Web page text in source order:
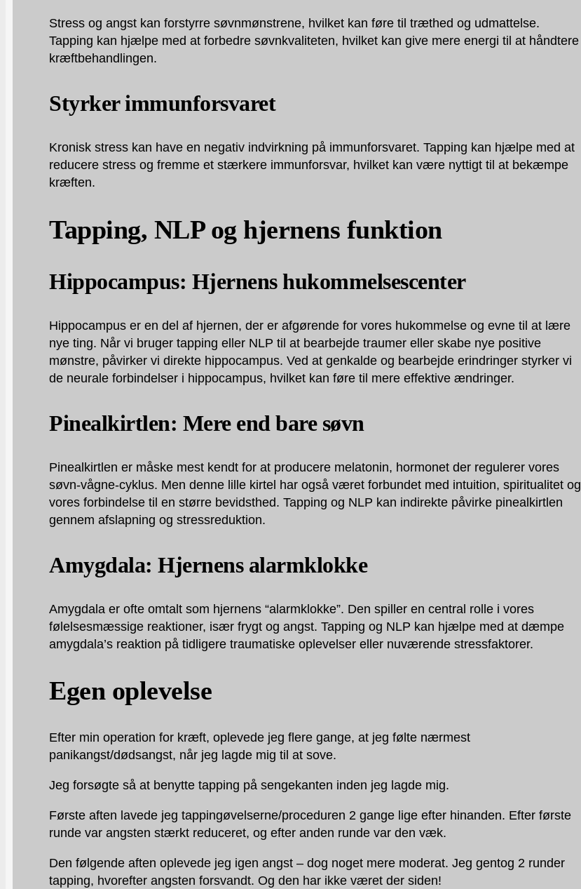
Stress og angst kan forstyrre søvnmønstrene, hvilket kan føre til træthed og udmattelse.
Tapping kan hjælpe med at forbedre søvnkvaliteten, hvilket kan give mere energi til at håndtere
kræftbehandlingen.
Styrker immunforsvaret
Kronisk stress kan have en negativ indvirkning på immunforsvaret. Tapping kan hjælpe med at
reducere stress og fremme et stærkere immunforsvar, hvilket kan være nyttigt til at bekæmpe
kræften.
Tapping, NLP og hjernens funktion
Hippocampus: Hjernens hukommelsescenter
Hippocampus er en del af hjernen, der er afgørende for vores hukommelse og evne til at lære
nye ting. Når vi bruger tapping eller NLP til at bearbejde traumer eller skabe nye positive
mønstre, påvirker vi direkte hippocampus. Ved at genkalde og bearbejde erindringer styrker vi
de neurale forbindelser i hippocampus, hvilket kan føre til mere effektive ændringer.
Pinealkirtlen: Mere end bare søvn
Pinealkirtlen er måske mest kendt for at producere melatonin, hormonet der regulerer vores
søvn-vågne-cyklus. Men denne lille kirtel har også været forbundet med intuition, spiritualitet og
vores forbindelse til en større bevidsthed. Tapping og NLP kan indirekte påvirke pinealkirtlen
gennem afslapning og stressreduktion.
Amygdala: Hjernens alarmklokke
Amygdala er ofte omtalt som hjernens “alarmklokke”. Den spiller en central rolle i vores
følelsesmæssige reaktioner, især frygt og angst. Tapping og NLP kan hjælpe med at dæmpe
amygdala’s reaktion på tidligere traumatiske oplevelser eller nuværende stressfaktorer.
Egen oplevelse
Efter min operation for kræft, oplevede jeg flere gange, at jeg følte nærmest
panikangst/dødsangst, når jeg lagde mig til at sove.
Jeg forsøgte så at benytte tapping på sengekanten inden jeg lagde mig.
Første aften lavede jeg tappingøvelserne/proceduren 2 gange lige efter hinanden. Efter første
runde var angsten stærkt reduceret, og efter anden runde var den væk.
Den følgende aften oplevede jeg igen angst – dog noget mere moderat. Jeg gentog 2 runder
tapping, hvorefter angsten forsvandt. Og den har ikke været der siden!